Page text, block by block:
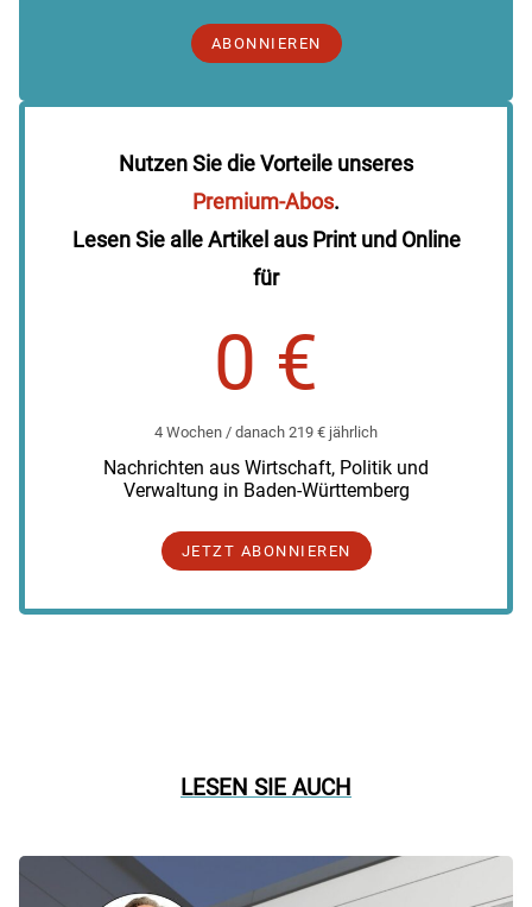
ABONNIEREN
Nutzen Sie die Vorteile unseres
Premium-Abos.
Lesen Sie alle Artikel aus Print und Online
für
0 €
4 Wochen / danach 219 € jährlich
Nachrichten aus Wirtschaft, Politik und
Verwaltung in Baden-Württemberg
JETZT ABONNIEREN
LESEN SIE AUCH